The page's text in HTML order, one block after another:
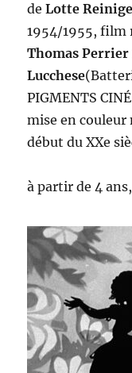
deLotte
1954/1955, film
Thomas Perrier
Lucchese
PIGMENTS
mise en couleur
début du XXe
à partir de 4